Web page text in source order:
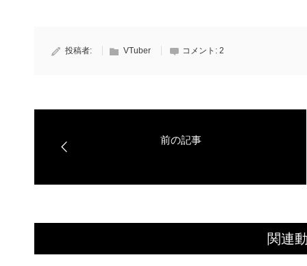
投稿者: VTuber コメント: 2
関連